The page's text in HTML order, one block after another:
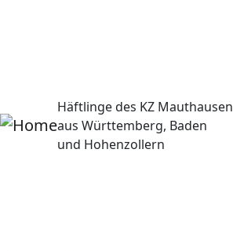
Häftlinge des KZ Mauthausen
aus Württemberg, Baden
und Hohenzollern